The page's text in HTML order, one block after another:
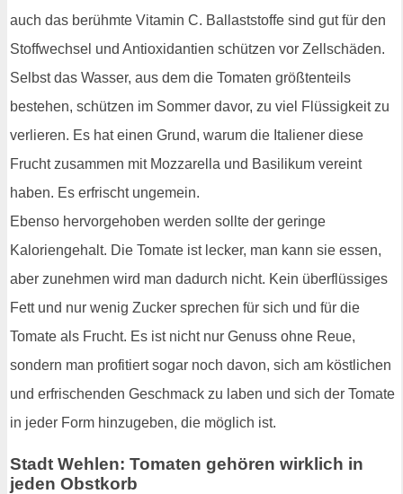
auch das berühmte Vitamin C. Ballaststoffe sind gut für den
Stoffwechsel und Antioxidantien schützen vor Zellschäden.
Selbst das Wasser, aus dem die Tomaten größtenteils
bestehen, schützen im Sommer davor, zu viel Flüssigkeit zu
verlieren. Es hat einen Grund, warum die Italiener diese
Frucht zusammen mit Mozzarella und Basilikum vereint
haben. Es erfrischt ungemein.
Ebenso hervorgehoben werden sollte der geringe
Kaloriengehalt. Die Tomate ist lecker, man kann sie essen,
aber zunehmen wird man dadurch nicht. Kein überflüssiges
Fett und nur wenig Zucker sprechen für sich und für die
Tomate als Frucht. Es ist nicht nur Genuss ohne Reue,
sondern man profitiert sogar noch davon, sich am köstlichen
und erfrischenden Geschmack zu laben und sich der Tomate
in jeder Form hinzugeben, die möglich ist.
Stadt Wehlen: Tomaten gehören wirklich in
jeden Obstkorb